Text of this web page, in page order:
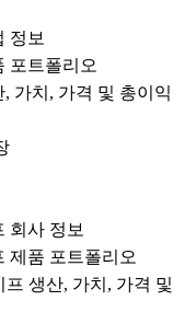
정보
포트폴리오
, 가치, 가격 및 총이익
회사 정보
제품 포트폴리오
프 생산, 가치, 가격 및